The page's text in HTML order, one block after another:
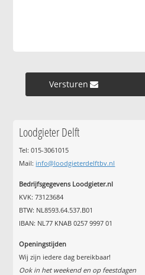
Versturen »
Loodgieter Delft
Tel: 015-3061015
Mail: info@loodgieterdelftbv.nl
Bedrijfsgegevens Loodgieter.nl
KVK: 73123684
BTW: NL8593.64.537.B01
IBAN: NL77 KNAB 0257 9997 01
Openingstijden
Wij zijn iedere dag bereikbaar!
Ook in het weekend en op feestdagen